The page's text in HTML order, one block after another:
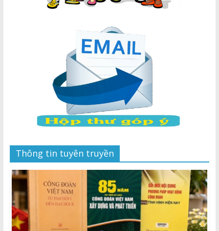
Thông tin tuyên truyền